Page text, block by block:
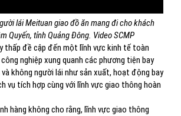
lái Meituan giao đồ ăn mang đi cho khách
Quyến, tỉnh Quảng Đông. Video SCMP
thấp đề cập đến một lĩnh vực kinh tế toàn
nghiệp xung quanh các phương tiện bay
và không người lái như sản xuất, hoạt động bay
vụ tích hợp cùng với lĩnh vực giao thông hoàn
hàng không cho rằng, lĩnh vực giao thông